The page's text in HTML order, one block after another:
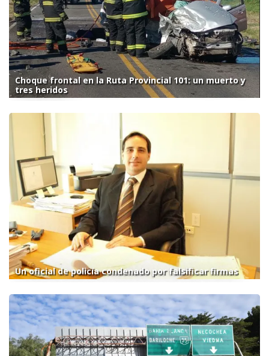
Choque frontal en la Ruta Provincial 101: un muerto y
tres heridos
Un oficial de policía condenado por falsificar firmas